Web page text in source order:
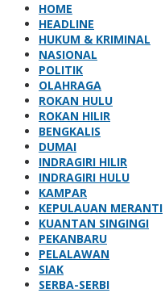
HOME
HEADLINE
HUKUM & KRIMINAL
NASIONAL
POLITIK
OLAHRAGA
ROKAN HULU
ROKAN HILIR
BENGKALIS
DUMAI
INDRAGIRI HILIR
INDRAGIRI HULU
KAMPAR
KEPULAUAN MERANTI
KUANTAN SINGINGI
PEKANBARU
PELALAWAN
SIAK
SERBA-SERBI